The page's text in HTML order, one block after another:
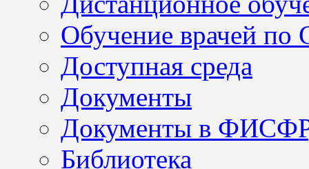
Обучение врачей по
Доступная среда
Документы
Документы в
Библиотека